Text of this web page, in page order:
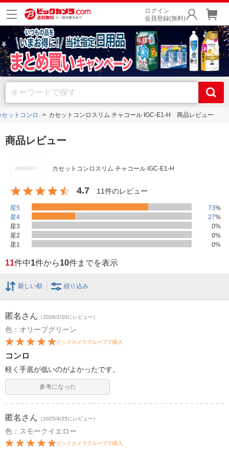
ログイン
会員登録(無料)
セットコンロ カセットコンロスリム チャコール IGC-E1-H 商品レビュー
商品レビュー
カセットコンロスリム チャコール IGC-E1-H
4.7 11件のレビュー
星5 73%
星4
27%
星3
0%
星2
0%
星1
0%
11件中1件から10件までを表示
新しい順 絞り込み
匿名 さん （2026/1/10にレビュー）
色：オリーブグリーン
ビックカメラグループで購入
コンロ
軽く手底が低いのがよかったです。
参考になった
匿名 さん （2025/4/25にレビュー）
色：スモークイエロー
ビックカメラグループで購入